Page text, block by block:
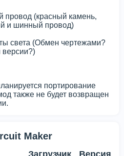
провод (красный камень,
и шинный провод)
света (Обмен чертежами?
версии?)
портирование
также не будет возвращен
Maker